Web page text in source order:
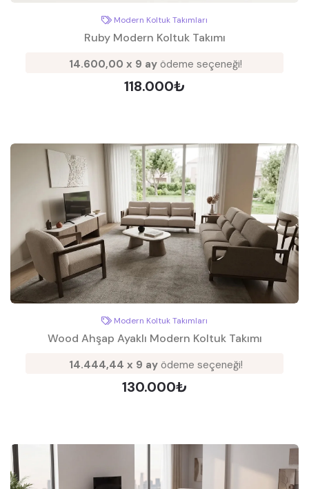
Modern Koltuk Takımları
Ruby Modern Koltuk Takımı
14.600,00 x 9 ay ödeme seçeneği!
118.000₺
Modern Koltuk Takımları
Wood Ahşap Ayaklı Modern Koltuk Takımı
14.444,44 x 9 ayödeme seçeneği!
130.000₺